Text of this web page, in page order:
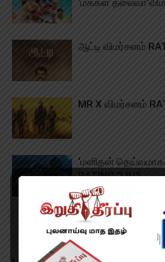
‘மக்கள்
ஆட்டி விமர்சனம்
MR X விமர்சனம்
‘மனிதன்
RATING 2.9/5